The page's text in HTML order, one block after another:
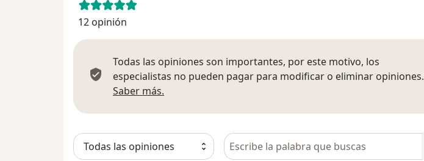
12 opinión
Todas las opiniones son importantes, por este motivo, los
especialistas no pueden pagar para modificar o eliminar opiniones.
Saber más.
Busca en opiniones